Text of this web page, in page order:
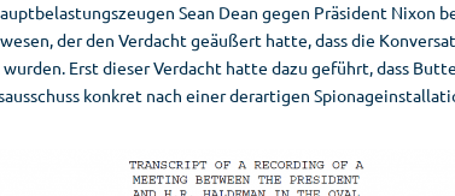
Sean Dean gegen Präsident Nixon
der den Verdacht geäußert hatte, dass die
wurden. Erst dieser Verdacht hatte dazu geführt, dass
konkret nach einer derartigen